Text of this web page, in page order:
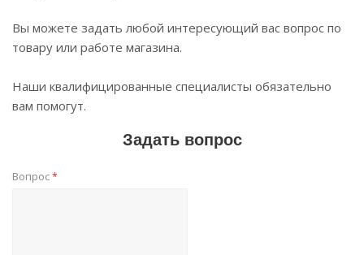
Вы можете задать любой интересующий вас вопрос по
товару или работе магазина.
Наши квалифицированные специалисты обязательно
вам помогут.
Задать вопрос
Вопрос*